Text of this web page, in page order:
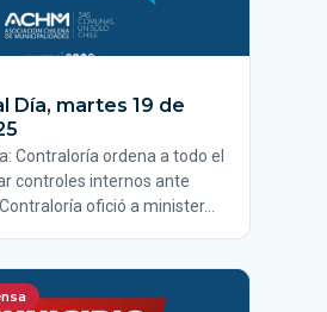
Día, martes 19 de
Contraloría ordena a todo el
controles internos ante
ofició a minister…